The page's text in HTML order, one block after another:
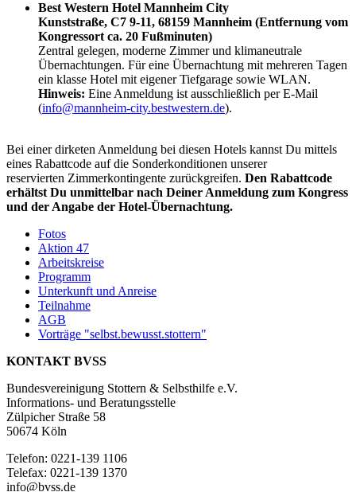
Best Western Hotel Mannheim City
Kunststraße, C7 9-11, 68159 Mannheim (Entfernung vom
Kongressort ca. 20 Fußminuten)
Zentral gelegen, moderne Zimmer und klimaneutrale
Übernachtungen. Für eine Übernachtung mit mehreren Tagen
ein klasse Hotel mit eigener Tiefgarage sowie WLAN.
Hinweis: Eine Anmeldung ist ausschließlich per E-Mail
(info@mannheim-city.bestwestern.de).
Bei einer dirketen Anmeldung bei diesen Hotels kannst Du mittels
eines Rabattcode auf die Sonderkonditionen unserer
reservierten Zimmerkontingente zurückgreifen. Den Rabattcode
erhältst Du unmittelbar nach Deiner Anmeldung zum Kongress
und der Angabe der Hotel-Übernachtung.
Fotos
Aktion 47
Arbeitskreise
Programm
Unterkunft und Anreise
Teilnahme
AGB
Vorträge "selbst.bewusst.stottern"
KONTAKT BVSS
Bundesvereinigung Stottern & Selbsthilfe e.V.
Informations- und Beratungsstelle
Zülpicher Straße 58
50674 Köln
Telefon: 0221-139 1106
Telefax: 0221-139 1370
info@bvss.de